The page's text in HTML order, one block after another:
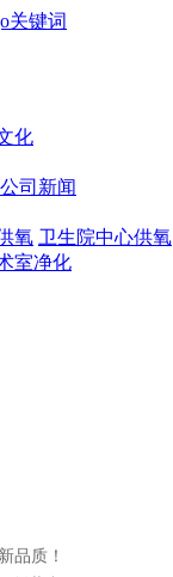
化
公司新闻
氧 卫生院中心供氧
室净化
品质！